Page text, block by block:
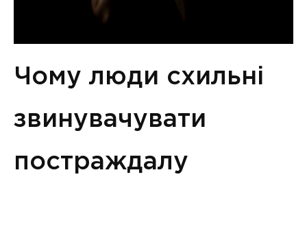
Чому люди схильні
звинувачувати
постраждалу